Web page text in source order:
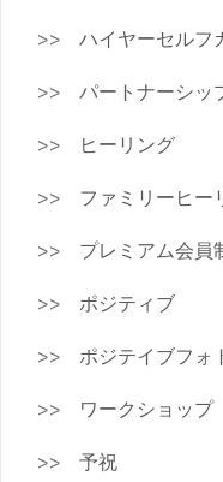
ハイヤーセルフ
パートナーシッ
ヒーリング
ファミリーヒー
プレミアム会員
ポジティブ
ポジテイブフォ
ワークショップ
予祝